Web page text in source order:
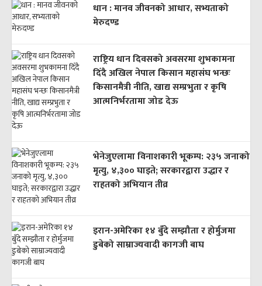
धान : मानव जीवनको आधार, सभ्यताको
मेरुदण्ड
राष्ट्रिय धान दिवसको अवसरमा शुभकामना
दिँदै अखिल नेपाल किसान महासंघ भन्छः
किसानमैत्री नीति, खाद्य सम्प्रभुता र कृषि
आत्मनिर्भरतामा जोड देऊ
भेनेजुएलामा विनाशकारी भूकम्प: २३५ जनाको
मृत्यु, ४,३०० घाइते; सरकारद्वारा उद्धार र
राहतको अभियान तीव्र
इरान-अमेरिका १४ बुँदे सम्झौता र होर्मुजमा
डुबेको साम्राज्यवादी कागजी बाघ